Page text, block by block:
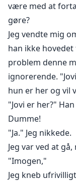
være med at
gøre?
Jeg vendte mig
han ikke
problem denne
ignorerende.
hun er her og vil
"Jovi er her?"
Dumme!
"Ja." Jeg nikkede.
Jeg var ved at
"Imogen,"
Jeg kneb